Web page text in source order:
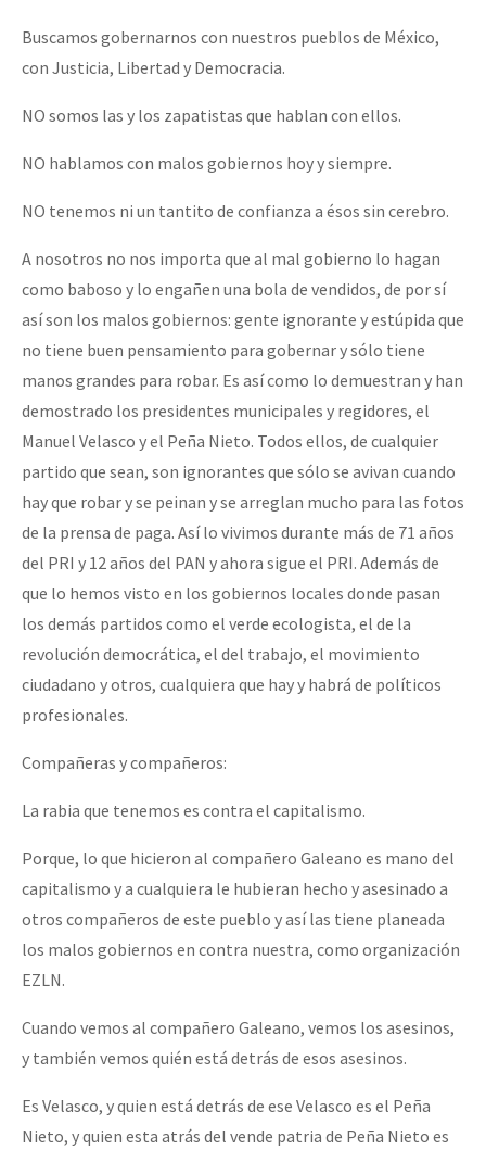
Buscamos gobernarnos con nuestros pueblos de México,
con Justicia, Libertad y Democracia.
NO somos las y los zapatistas que hablan con ellos.
NO hablamos con malos gobiernos hoy y siempre.
NO tenemos ni un tantito de confianza a ésos sin cerebro.
A nosotros no nos importa que al mal gobierno lo hagan
como baboso y lo engañen una bola de vendidos, de por sí
así son los malos gobiernos: gente ignorante y estúpida que
no tiene buen pensamiento para gobernar y sólo tiene
manos grandes para robar. Es así como lo demuestran y han
demostrado los presidentes municipales y regidores, el
Manuel Velasco y el Peña Nieto. Todos ellos, de cualquier
partido que sean, son ignorantes que sólo se avivan cuando
hay que robar y se peinan y se arreglan mucho para las fotos
de la prensa de paga. Así lo vivimos durante más de 71 años
del PRI y 12 años del PAN y ahora sigue el PRI. Además de
que lo hemos visto en los gobiernos locales donde pasan
los demás partidos como el verde ecologista, el de la
revolución democrática, el del trabajo, el movimiento
ciudadano y otros, cualquiera que hay y habrá de políticos
profesionales.
Compañeras y compañeros:
La rabia que tenemos es contra el capitalismo.
Porque, lo que hicieron al compañero Galeano es mano del
capitalismo y a cualquiera le hubieran hecho y asesinado a
otros compañeros de este pueblo y así las tiene planeada
los malos gobiernos en contra nuestra, como organización
EZLN.
Cuando vemos al compañero Galeano, vemos los asesinos,
y también vemos quién está detrás de esos asesinos.
Es Velasco, y quien está detrás de ese Velasco es el Peña
Nieto, y quien esta atrás del vende patria de Peña Nieto es